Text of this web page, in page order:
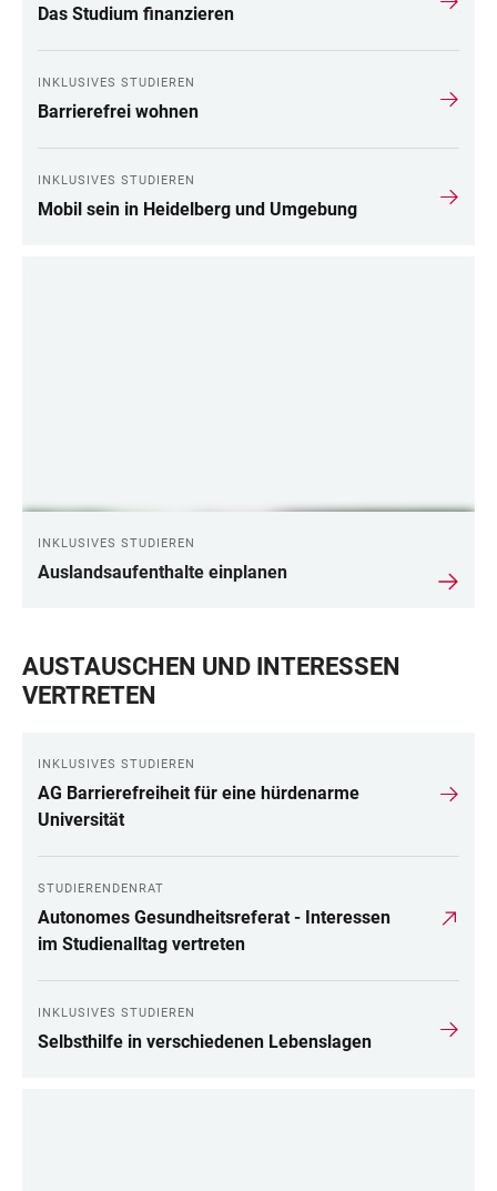
Das Studium finanzieren
INKLUSIVES STUDIEREN
Barrierefrei wohnen
INKLUSIVES STUDIEREN
Mobil sein in Heidelberg und Umgebung
INKLUSIVES STUDIEREN
Auslandsaufenthalte einplanen
AUSTAUSCHEN UND INTERESSEN
VERTRETEN
INKLUSIVES STUDIEREN
AG Barrierefreiheit für eine hürdenarme
Universität
STUDIERENDENRAT
Autonomes Gesundheitsreferat - Interessen
im Studienalltag vertreten
INKLUSIVES STUDIEREN
Selbsthilfe in verschiedenen Lebenslagen